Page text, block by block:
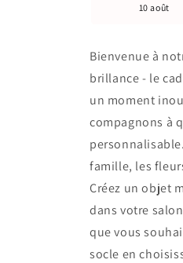
10 août
Bienvenue à
brillance - le
un moment
compagnons à
famille, les
Créez un objet
dans votre
que vous
socle en